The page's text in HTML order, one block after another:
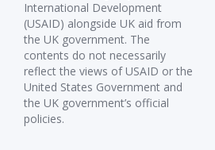
International Development
(USAID) alongside UK aid from
the UK government. The
contents do not necessarily
reflect the views of USAID or the
United States Government and
the UK government’s official
policies.